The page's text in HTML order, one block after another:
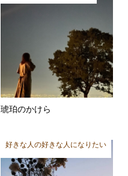
琥珀のかけら
好きな人の好きな人になりたい